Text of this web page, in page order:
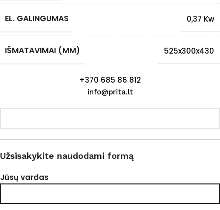
EL. GALINGUMAS 0,37 Kw
IŠMATAVIMAI (MM) 525x300x430
+370 685 86 812
info@prita.lt
Užsisakykite naudodami formą
Jūsų vardas